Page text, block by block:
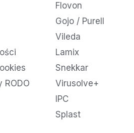
RODO
Flovon
Gojo / Purell
Vileda
Lamix
Snekkar
Virusolve+
IPC
Splast